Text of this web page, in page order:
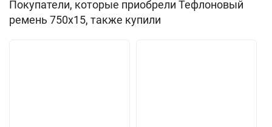
Покупатели, которые приобрели Тефлоновый
ремень 750х15, также купили